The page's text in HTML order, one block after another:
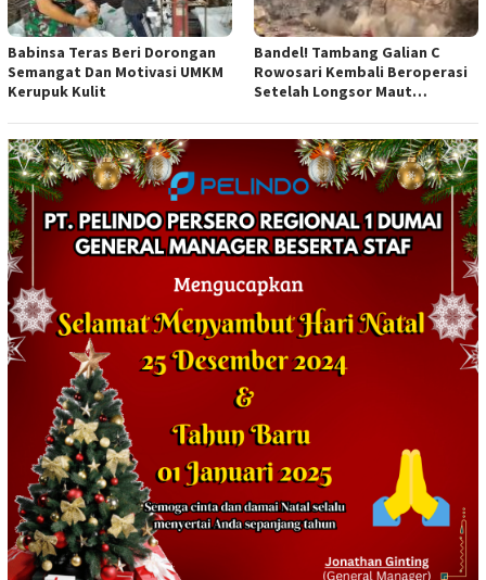
Babinsa Teras Beri Dorongan
Semangat Dan Motivasi UMKM
Kerupuk Kulit
Bandel! Tambang Galian C
Rowosari Kembali Beroperasi
Setelah Longsor Maut